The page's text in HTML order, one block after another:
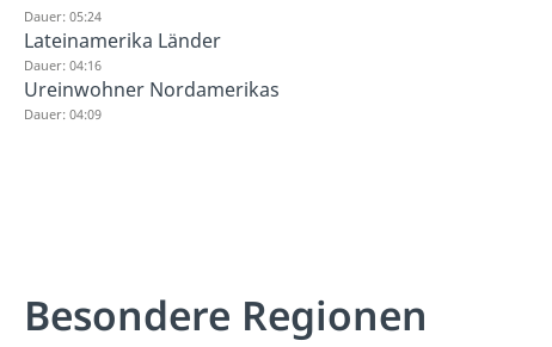
Dauer: 05:24
Lateinamerika Länder
Dauer: 04:16
Ureinwohner Nordamerikas
Dauer: 04:09
Besondere Regionen